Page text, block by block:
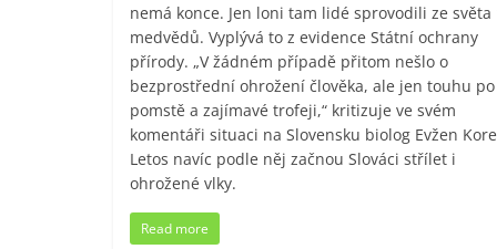
nemá konce. Jen loni tam lidé sprovodili ze světa
medvědů. Vyplývá to z evidence Státní ochrany
přírody. „V žádném případě přitom nešlo o
bezprostřední ohrožení člověka, ale jen touhu po
pomstě a zajímavé trofeji,“ kritizuje ve svém
komentáři situaci na Slovensku biolog Evžen
Letos navíc podle něj začnou Slováci střílet i
ohrožené vlky.
Read more